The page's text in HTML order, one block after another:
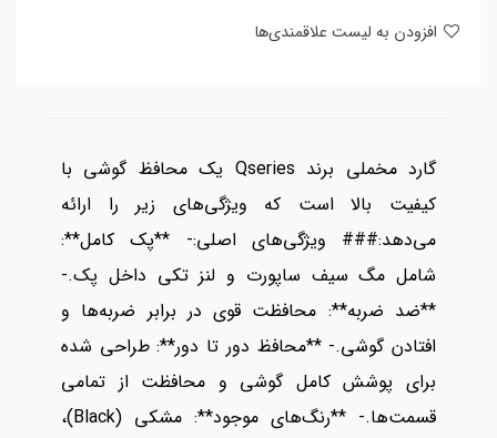
گارد مخملی برند Qseries یک محافظ گوشی با
کیفیت بالا است که ویژگی‌های زیر را ارائه
می‌دهد:### ویژگی‌های اصلی:- **پک کامل**:
شامل مگ سیف ساپورت و لنز تکی داخل پک.-
**ضد ضربه**: محافظت قوی در برابر ضربه‌ها و
افتادن گوشی.- **محافظ دور تا دور**: طراحی شده
برای پوشش کامل گوشی و محافظت از تمامی
قسمت‌ها.- **رنگ‌های موجود**: مشکی (Black)،